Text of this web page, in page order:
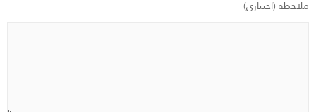
ملاحظة (اختياري)